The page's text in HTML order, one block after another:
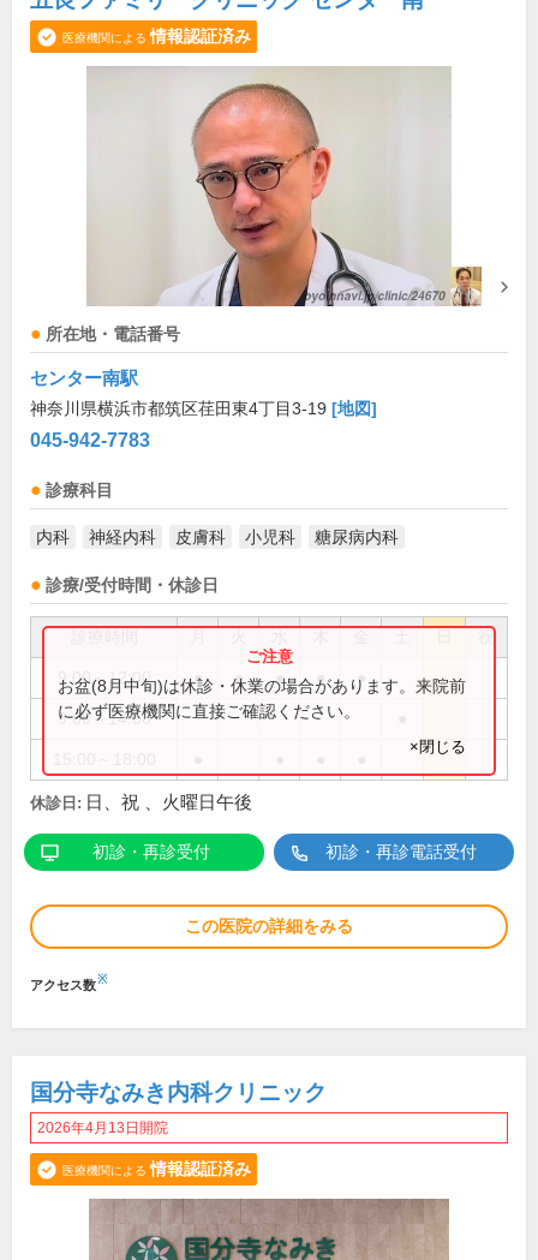
医療機関による 情報認証済み
所在地・電話番号
センター南駅
神奈川県横浜市都筑区荏田東4丁目3-19 [地図]
045-942-7783
診療科目
内科 神経内科 皮膚科 小児科 糖尿病内科
診療/受付時間・休診日
祝
9:00～12:00 ● ● ● ● ●
9:00～14:00
お盆(8月中旬)は休診・休業の場合があります。来院前
に必ず医療機関に直接ご確認ください。
×閉じる
休診日: 日、祝 、火曜日午後
初診・再診受付 初診・再診電話受付
この医院の詳細をみる
アクセス数※
国分寺なみき内科クリニック
2026年4月13日開院
医療機関による 情報認証済み